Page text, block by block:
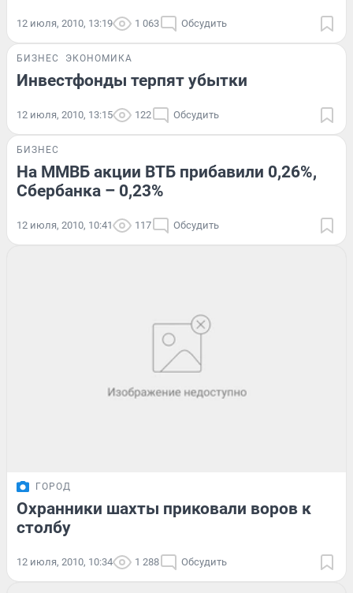
12 июля, 2010, 13:19 1 063 Обсудить
БИЗНЕС ЭКОНОМИКА
Инвестфонды терпят убытки
12 июля, 2010, 13:15 122 Обсудить
БИЗНЕС
На ММВБ акции ВТБ прибавили 0,26%,
Сбербанка – 0,23%
12 июля, 2010, 10:41 117 Обсудить
ГОРОД
Охранники шахты приковали воров к
столбу
12 июля, 2010, 10:34 1 288 Обсудить